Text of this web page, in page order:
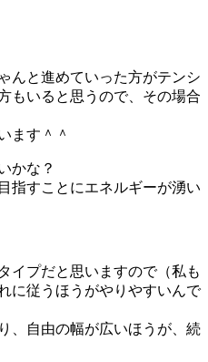
んと進めていった方がテンシ
もいると思うので、その場合
ます＾＾
かな？
指すことにエネルギーが湧い
イプだと思いますので（私も
に従うほうがやりやすいんで
、自由の幅が広いほうが、続